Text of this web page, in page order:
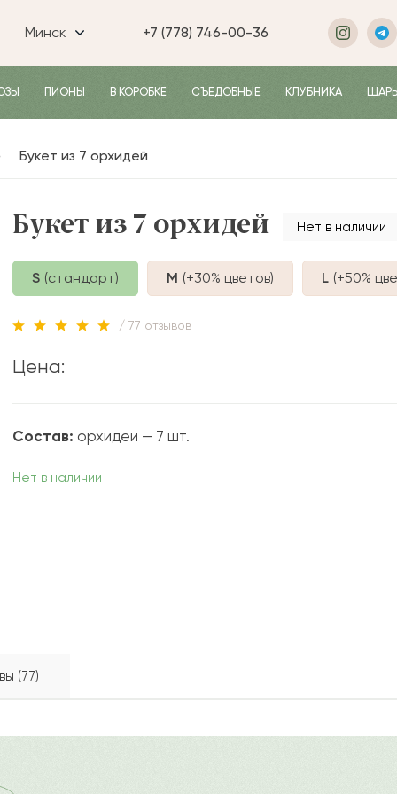
Минск +7 (778) 746-00-36
ПИОНЫ В КОРОБКЕ СЪЕДОБНЫЕ КЛУБНИКА
Букет из 7 орхидей
Букет из 7 орхидей Нет в наличии
S (стандарт) M (+30% цветов) L (+50%
/ 77 отзывов
Цена:
Состав: орхидеи — 7 шт.
Нет в наличии
(77)